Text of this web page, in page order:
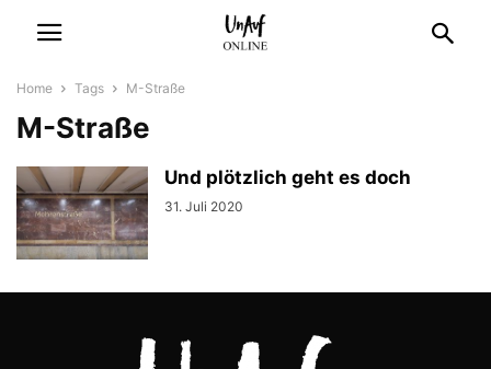
Home Tags M-Straße
M-Straße
Und plötzlich geht es doch
31. Juli 2020